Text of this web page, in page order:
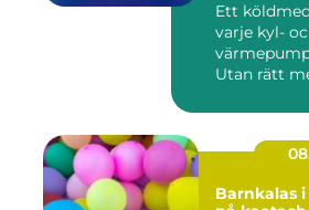
Ett
varje kyl-
Utan rätt
Barnkalas